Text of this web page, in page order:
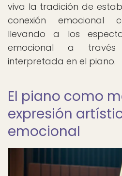
viva la tradición de
conexión emocional
llevando a los
emocional a
interpretada en el piano.
El piano como
expresión
emocional